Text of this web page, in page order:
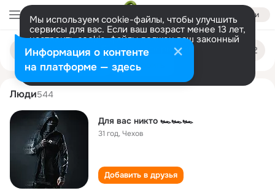
Войти
Мы используем cookie-файлы, чтобы улучшить
сервисы для вас. Если ваш возраст менее 13 лет,
настроить cookie-файлы должен ваш законный
представитель. Больше информации
Разрешить все Настроить
Поиск
людям
dlya nikto
Люди544
Для вас никто 🏎🏎🏎
31 год,Чехов
Добавить в друзья
Информация о контенте
на платформе — здесь